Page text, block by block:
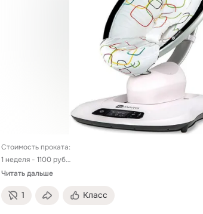
Стоимость проката:
1 неделя - 1100 руб
2 недели – 1500 руб
месяц – 2300 руб
Читать дальше
1 Класс